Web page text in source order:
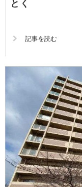
とく
記事を読む